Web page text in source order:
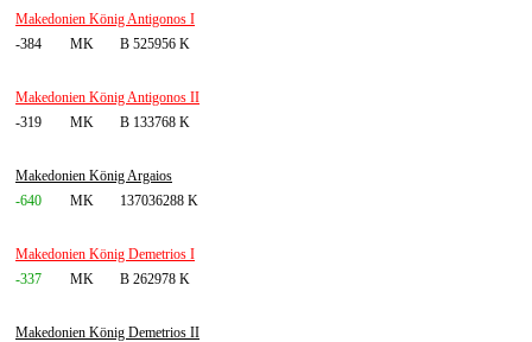
Makedonien König Antigonos I
-384
MK B 525956 K
Makedonien König Antigonos II
-319
MK B 133768 K
Makedonien König Argaios
-640
MK 137036288 K
Makedonien König Demetrios I
-337
MK B 262978 K
Makedonien König Demetrios II